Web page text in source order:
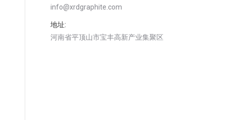
info@xrdgraphite.com
地址:
河南省平顶山市宝丰高新产业集聚区